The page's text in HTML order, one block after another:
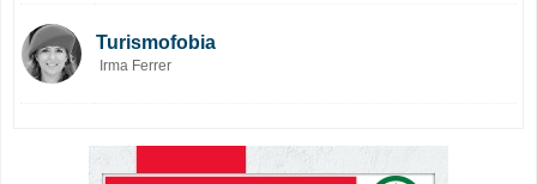
Turismofobia
Irma Ferrer